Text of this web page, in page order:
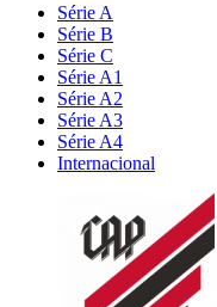
Série A
Série B
Série C
Série A1
Série A2
Série A3
Série A4
Internacional